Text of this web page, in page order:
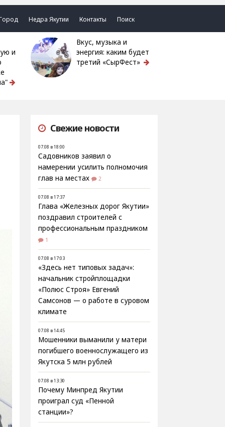
Недра Якутии Контакты Поиск
и
Вкус, музыка и
энергия: каким будет
третий «СырФест»
Свежие новости
07.08 в 18:00
Садовников заявил о
намерении усилить полномочия
глав на местах
2
07.08 в 17:37
Глава «Железных дорог Якутии»
поздравил строителей с
профессиональным праздником
1
07.08 в 17:03
«Здесь нет типовых задач»:
начальник стройплощадки
«Полюс Строя» Евгений
Самсонов — о работе в суровом
климате
07.08 в 14:45
Мошенники выманили у матери
погибшего военнослужащего из
Якутска 5 млн рублей
07.08 в 13:30
Почему Минпред Якутии
проиграл суд «Пенной
станции»?